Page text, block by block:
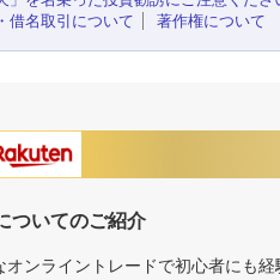
借名取引について
著作権について
ついてのご紹介
オンライントレードで初心者にも